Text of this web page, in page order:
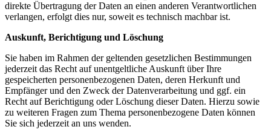
direkte Übertragung der Daten an einen anderen Verantwortlichen
verlangen, erfolgt dies nur, soweit es technisch machbar ist.
Auskunft, Berichtigung und Löschung
Sie haben im Rahmen der geltenden gesetzlichen Bestimmungen
jederzeit das Recht auf unentgeltliche Auskunft über Ihre
gespeicherten personenbezogenen Daten, deren Herkunft und
Empfänger und den Zweck der Datenverarbeitung und ggf. ein
Recht auf Berichtigung oder Löschung dieser Daten. Hierzu sowie
zu weiteren Fragen zum Thema personenbezogene Daten können
Sie sich jederzeit an uns wenden.